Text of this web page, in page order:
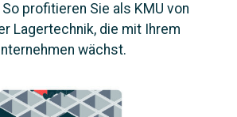
profitieren Sie als KMU von
Lagertechnik, die mit Ihrem
wächst.